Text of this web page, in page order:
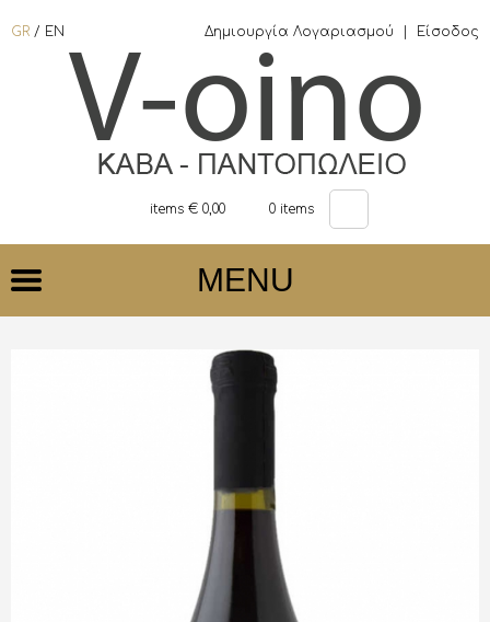
GR / EN Δημιουργία Λογαριασμού Είσοδος
items € 0,00 0 items
MENU